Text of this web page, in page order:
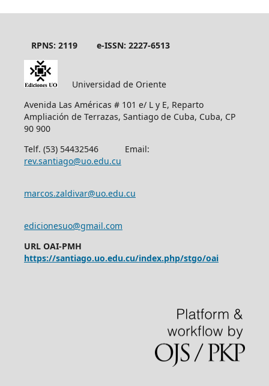
RPNS: 2119 e-ISSN: 2227-6513
Universidad de Oriente
Avenida Las Américas # 101 e/ L y E, Reparto
Ampliación de Terrazas, Santiago de Cuba, Cuba, CP
90 900
Telf. (53) 54432546 Email:
rev.santiago@uo.edu.cu
marcos.zaldivar@uo.edu.cu
edicionesuo@gmail.com
URL OAI-PMH
https://santiago.uo.edu.cu/index.php/stgo/oai